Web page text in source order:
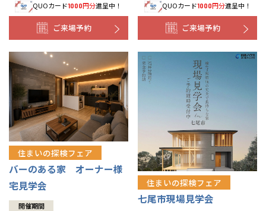
QUOカード1000円分進呈中！
ご来場予約
QUOカード1000円分進呈中！
ご来場予約
住まいの探検フェア
バーのある家 オーナー様
宅見学会
開催期間
住まいの探検フェア
七尾市現場見学会